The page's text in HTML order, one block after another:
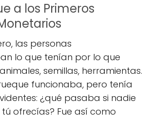
a los Primeros
las personas
lo que tenían por lo que
semillas, herramientas.
funcionaba, pero tenía
¿qué pasaba si nadie
ofrecías? Fue así como